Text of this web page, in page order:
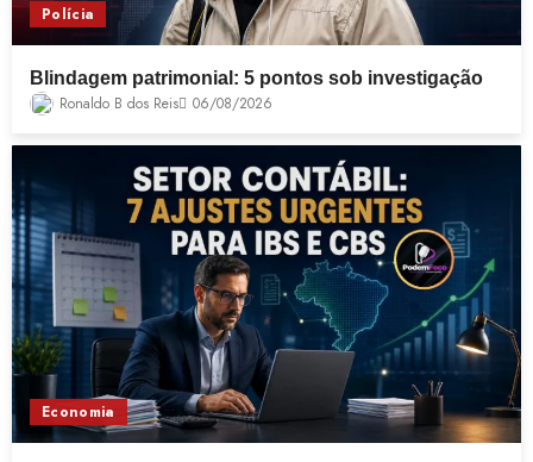
Polícia
Blindagem patrimonial: 5 pontos sob investigação
Ronaldo B dos Reis 06/08/2026
Economia